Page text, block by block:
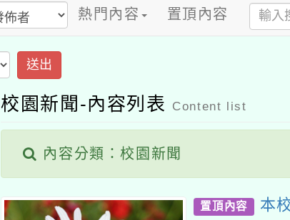
熱門內容 置頂內容
送出
校園新聞-內容列表 Content list
內容分類：校園新聞
置頂內容 本